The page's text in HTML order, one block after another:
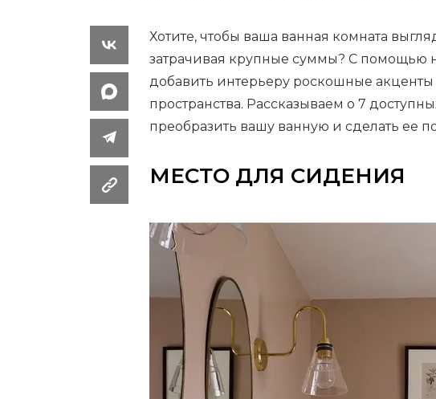
Хотите, чтобы ваша ванная комната
затрачивая крупные суммы? С помощью
добавить интерьеру роскошные акценты
пространства. Рассказываем о 7
преобразить вашу ванную и сделать ее
МЕСТО ДЛЯ СИДЕНИЯ